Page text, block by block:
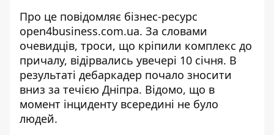
Про це повідомляє бізнес-ресурс
open4business.com.ua. За словами
очевидців, троси, що кріпили комплекс до
причалу, відірвались увечері 10 січня. В
результаті дебаркадер почало зносити
вниз за течією Дніпра. Відомо, що в
момент інциденту всередині не було
людей.